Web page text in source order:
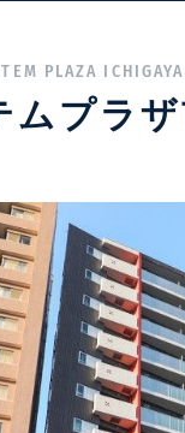
PLAZA
ムプラ